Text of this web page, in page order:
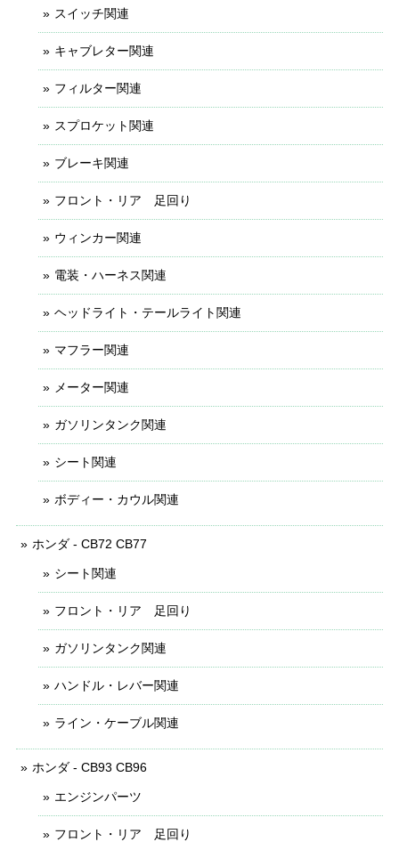
スイッチ関連
キャブレター関連
フィルター関連
スプロケット関連
ブレーキ関連
フロント・リア 足回り
ウィンカー関連
電装・ハーネス関連
ヘッドライト・テールライト関連
マフラー関連
メーター関連
ガソリンタンク関連
シート関連
ボディー・カウル関連
ホンダ - CB72 CB77
シート関連
フロント・リア 足回り
ガソリンタンク関連
ハンドル・レバー関連
ライン・ケーブル関連
ホンダ - CB93 CB96
エンジンパーツ
フロント・リア 足回り